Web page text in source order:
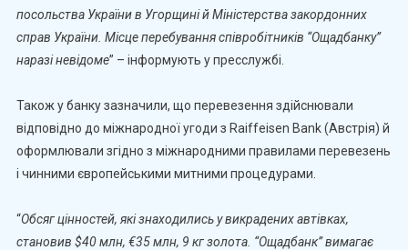
посольства України в Угорщині й Міністерства закордонних
справ України. Місце перебування співробітників “Ощадбанку”
наразі невідоме” – інформують у пресслужбі.
Також у банку зазначили, що перевезення здійснювали
відповідно до міжнародної угоди з Raiffeisen Bank (Австрія) й
оформлювали згідно з міжнародними правилами перевезень
і чинними європейськими митними процедурами.
“Обсяг цінностей, які знаходились у викрадених автівках,
становив $40 млн, €35 млн, 9 кг золота. “Ощадбанк” вимагає